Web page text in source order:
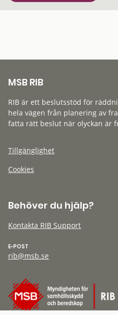
MSB RIB
RIB är ett beslutsstöd för
hela vägen från planering av
fatta rätt beslut när olyckan är
Tillgänglighet
Cookies
Behöver du hjälp?
Kontakta RIB Support
E-POST
rib@msb.se